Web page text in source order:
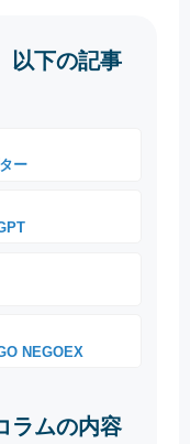
以下の記事
ー
NEGOEX
ラムの内容